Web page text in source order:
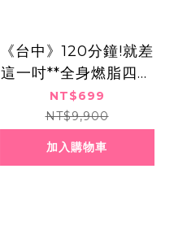
《台中》120分鐘!就差
這一吋**全身燃脂四效
爆脂體雕,699元
NT$699
NT$9,900
加入購物車